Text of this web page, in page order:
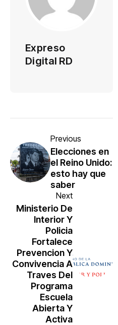
Expreso
Digital RD
Previous
Elecciones en
el Reino Unido:
esto hay que
saber
Next
Ministerio De
Interior Y
Policia
Fortalece
Prevencion Y
Convivencia A
Traves Del
Programa
Escuela
Abierta Y
Activa